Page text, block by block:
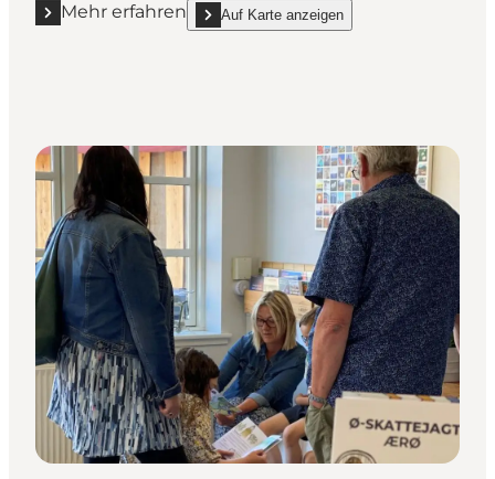
Mehr erfahren
Mehr erfahren "Kerteminde Selbstbedienung
Auf Karte anzeigenshow Kerteminde Selbstbedienung